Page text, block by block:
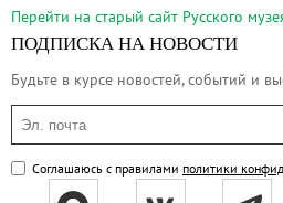
Памяти Киры
Постоянные
Постоянная
Русское
Древнерусское
Русское
Перейти на cтарый сайт Русского
ПОДПИСКА НА НОВОСТИ
Будьте в курсе новостей, событий и
Эл. почта
Соглашаюсь с правилами политики